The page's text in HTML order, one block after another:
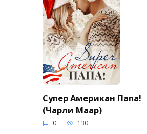
Супер Американ Папа!
(Чарли Маар)
0 130